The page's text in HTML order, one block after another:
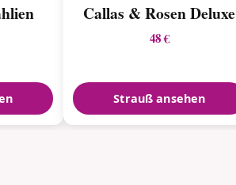
Callas & Rosen Deluxe
48 €
Strauß ansehen